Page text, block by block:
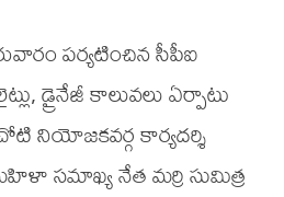
పర్యటించిన సీపీఐ
డ్రైనేజీ కాలువలు ఏర్పాటు
కార్యదర్శి
సమాఖ్య నేత మర్రి సుమిత్ర